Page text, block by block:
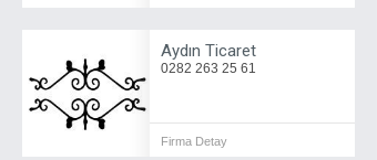
Aydın Ticaret
0282 263 25 61
Firma Detay